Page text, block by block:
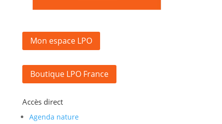
Mon espace LPO
Boutique LPO France
Accès direct
Agenda nature